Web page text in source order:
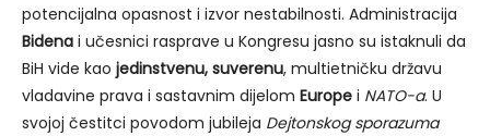
potencijalna opasnost i izvor nestabilnosti. Administracija
Bidena i učesnici rasprave u Kongresu jasno su istaknuli da
BiH vide kao jedinstvenu, suverenu, multietničku državu
vladavine prava i sastavnim dijelom Europe i NATO-a. U
svojoj čestitci povodom jubileja Dejtonskog sporazuma